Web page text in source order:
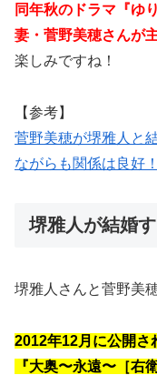
同年秋のドラマ 『ゆ
妻・菅野美穂さんが
楽しみですね！
【参考】
菅野美穂が堺雅人と
ながらも関係は良好！
堺雅人が結婚
堺雅人さんと菅野美
2012年12月に公開さ
『大奥〜永遠〜［右